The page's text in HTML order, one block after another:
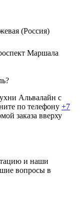
(Россия)
Маршала
Альвалайн с
по телефону +7
заказа вверху
и наши
вопросы в